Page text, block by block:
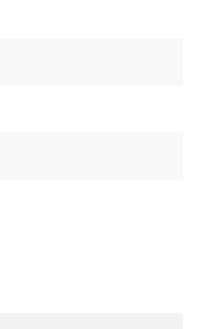
Воно зменшує
її